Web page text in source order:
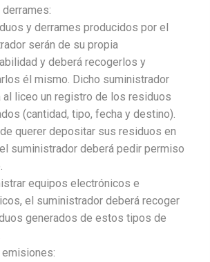
y derrames producidos por el
serán de su propia
y deberá recogerlos y
él mismo. Dicho suministrador
al liceo un registro de los residuos
(cantidad, tipo, fecha y destino).
querer depositar sus residuos en
suministrador deberá pedir permiso
equipos electrónicos e
el suministrador deberá recoger
generados de estos tipos de